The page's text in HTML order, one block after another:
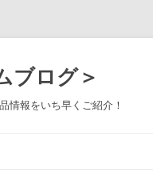
ブログ＞
情報をいち早くご紹介！